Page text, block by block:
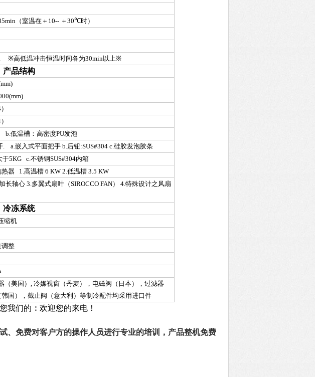
（室温在＋10-- ＋30℃时）
※高低温冲击恒温时间各为30min以上※
产品结构
b.低温槽：高密度PU发泡
. a.嵌入式平面把手 b.后钮:SUS#304 c.硅胶发泡胶条
5KG c.不锈钢SUS#304内箱
器 1.高温槽 6 KW 2.低温槽 3.5 KW
长轴心 3.多翼式扇叶（SIROCCO FAN） 4.特殊设计之风扇
冷冻系统
缩机
调整
（美国）, 冷媒视窗（丹麦），电磁阀（日本），过滤器
韩国），截止阀（意大利）等制冷配件均采用进口件
我们的 ： 欢迎您的来电！
、免费对客户方的操作人员进行专业的培训，产品整机免费